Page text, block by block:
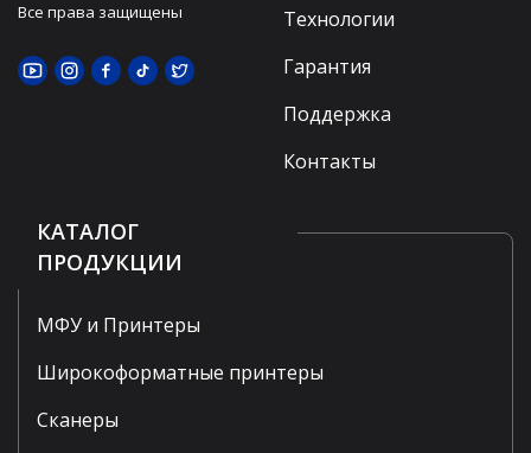
Все права защищены
Технологии
Гарантия
Поддержка
Контакты
КАТАЛОГ
ПРОДУКЦИИ
МФУ и Принтеры
Широкоформатные принтеры
Сканеры